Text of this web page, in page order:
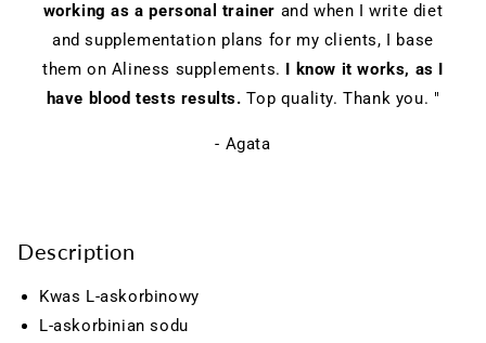
working as a personal trainer and when I write diet
and supplementation plans for my clients, I base
them on Aliness supplements. I know it works, as I
have blood tests results. Top quality. Thank you. "
- Agata
Description
Kwas L-askorbinowy
L-askorbinian sodu